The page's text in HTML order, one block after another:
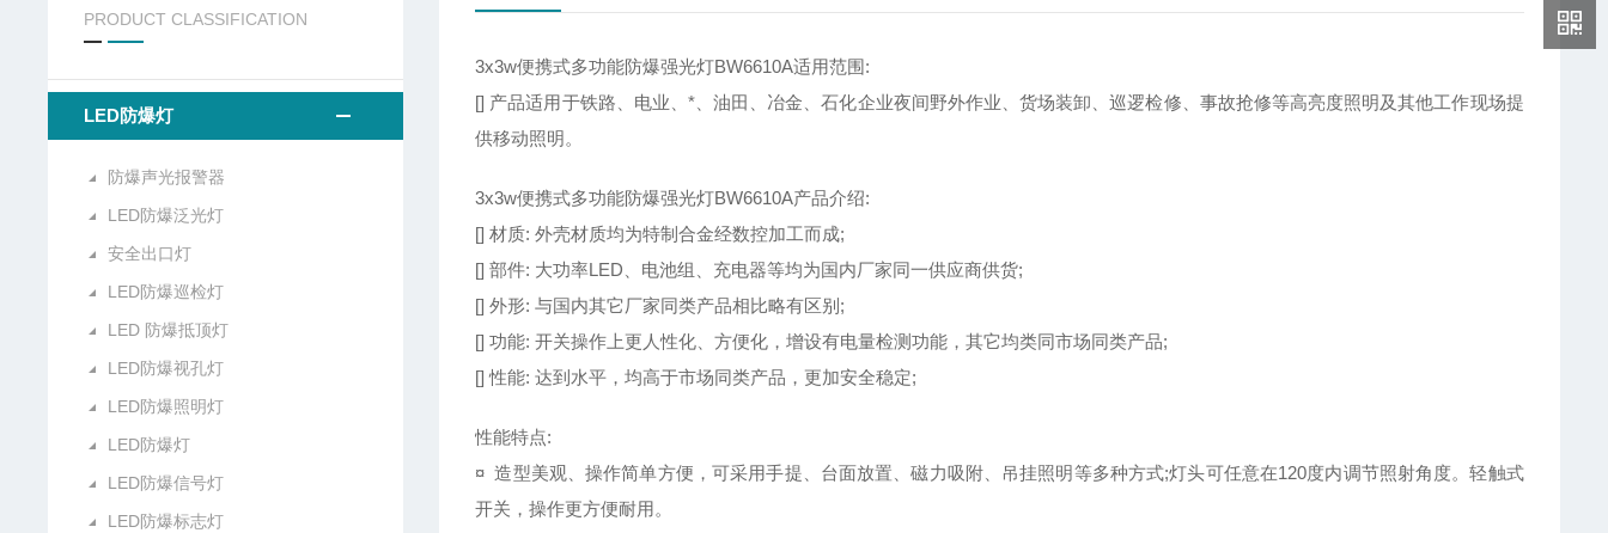
PRODUCT CLASSIFICATION
LED防爆灯
防爆声光报警器
LED防爆泛光灯
安全出口灯
LED防爆巡检灯
LED 防爆抵顶灯
LED防爆视孔灯
LED防爆照明灯
LED防爆灯
LED防爆信号灯
LED防爆标志灯
3x3w便携式多功能防爆强光灯BW6610A适用范围:
[] 产品适用于铁路、电业、*、油田、冶金、石化企业夜间野外作业、货场装卸、巡逻检修、事故抢修等高亮度照明及其他工作现场提
供移动照明。
3x3w便携式多功能防爆强光灯BW6610A产品介绍:
[] 材质: 外壳材质均为特制合金经数控加工而成;
[] 部件: 大功率LED、电池组、充电器等均为国内厂家同一供应商供货;
[] 外形: 与国内其它厂家同类产品相比略有区别;
[] 功能: 开关操作上更人性化、方便化，增设有电量检测功能，其它均类同市场同类产品;
[] 性能: 达到水平，均高于市场同类产品，更加安全稳定;
性能特点:
¤ 造型美观、操作简单方便，可采用手提、台面放置、磁力吸附、吊挂照明等多种方式;灯头可任意在120度内调节照射角度。轻触式
开关，操作更方便耐用。